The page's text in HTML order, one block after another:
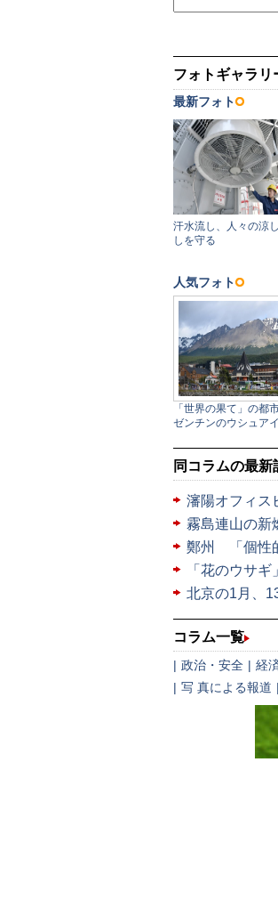
同コラムの最新
瀋陽オフィス
霧島連山の
鄭州 「個性
「花のウサ
北京の1月、
コラム一覧
| 政治・安全 | 経
| 写 真による報道 |